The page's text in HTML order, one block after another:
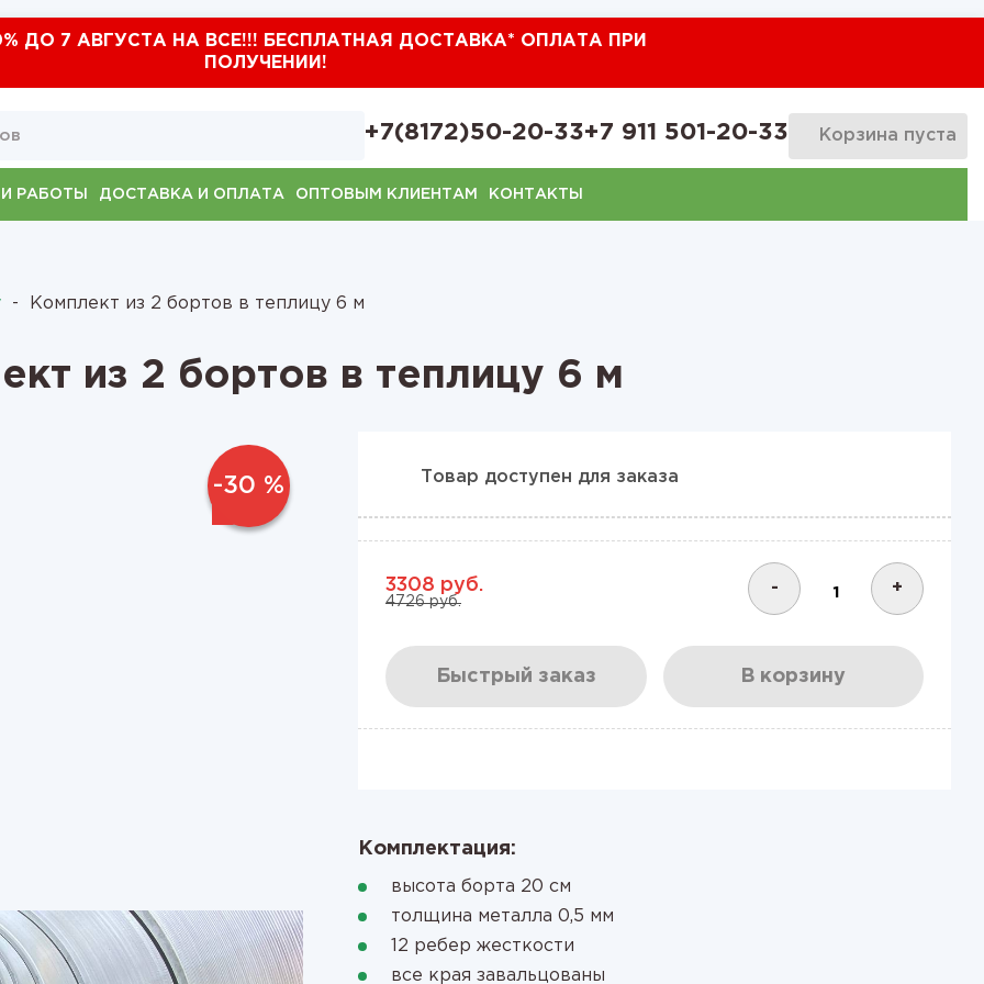
ДО 7 АВГУСТА НА ВСЕ!!! БЕСПЛАТНАЯ ДОСТАВКА* ОПЛАТА ПРИ
ПОЛУЧЕНИИ!
+7(8172)50-20-33+7 911 501-20-33 Корзина пуста
РАБОТЫ ДОСТАВКА И ОПЛАТА ОПТОВЫМ КЛИЕНТАМ КОНТАКТЫ
- Комплект из 2 бортов в теплицу 6 м
из 2 бортов в теплицу 6 м
-30 % Товар доступен для заказа
3308 руб.
4726 руб.
- +
Быстрый заказ В корзину
Комплектация:
высота борта 20 см
толщина металла 0,5 мм
12 ребер жесткости
все края завальцованы